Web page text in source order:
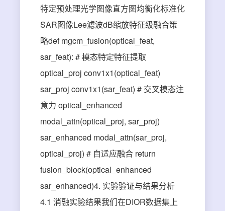
特定预处理光学图像直方图均衡化标准化
SAR图像Lee滤波dB缩放特征级融合策
略def mgcm_fusion(optical_feat,
sar_feat): # 模态特定特征提取
optical_proj conv1x1(optical_feat)
sar_proj conv1x1(sar_feat) # 交叉模态注
意力 optical_enhanced
modal_attn(optical_proj, sar_proj)
sar_enhanced modal_attn(sar_proj,
optical_proj) # 自适应融合 return
fusion_block(optical_enhanced
sar_enhanced)4. 实验验证与结果分析
4.1 消融实验结果我们在DIOR数据集上